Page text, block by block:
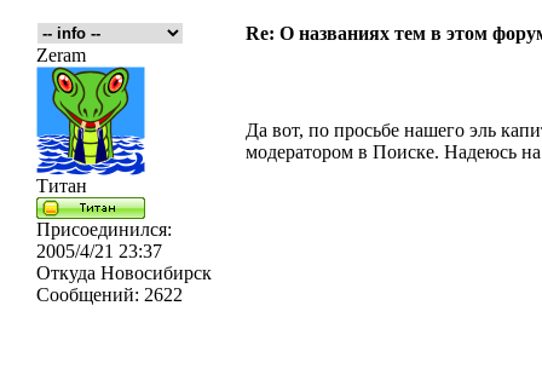
Re: О названиях тем в этом
Zeram
Титан
Присоединился:
2005/4/21 23:37
Откуда Новосибирск
Сообщений: 2622
Да вот, по просьбе нашего эль
модератором в Поиске. Надеюсь